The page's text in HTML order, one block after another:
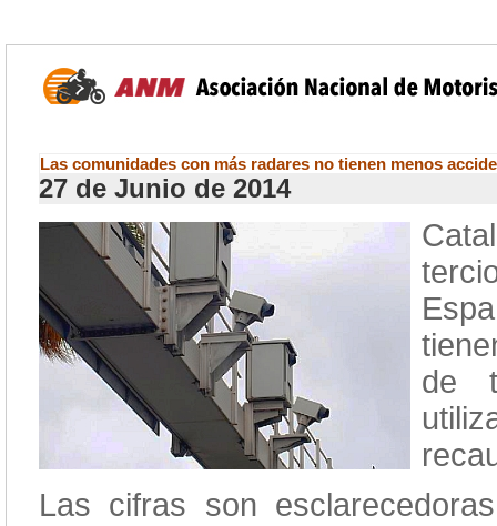
Las comunidades con más radares no tienen menos
27 de Junio de 2014
de
Las cifras son